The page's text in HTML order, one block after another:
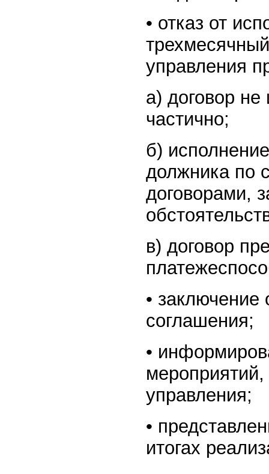
• отказ от
управления
а) договор
частично;
б)
должника по
договорами,
в) договор
•
соглашения;
•
управления;
•
итогах